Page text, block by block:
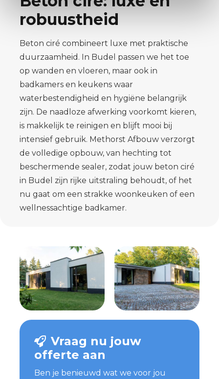
robuustheid
Beton ciré combineert luxe met praktische
duurzaamheid. In Budel passen we het toe
op wanden en vloeren, maar ook in
badkamers en keukens waar
waterbestendigheid en hygiëne belangrijk
zijn. De naadloze afwerking voorkomt kieren,
is makkelijk te reinigen en blijft mooi bij
intensief gebruik. Methorst Afbouw verzorgt
de volledige opbouw, van hechting tot
beschermende sealer, zodat jouw beton ciré
in Budel zijn rijke uitstraling behoudt, of het
nu gaat om een strakke woonkeuken of een
wellnessachtige badkamer.
Vraag nu jouw
offerte aan
Ben je benieuwd wat we voor jou